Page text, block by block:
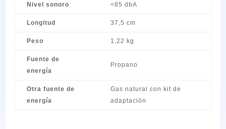
Nivel sonoro <85 dbA
Longitud 37,5 cm
Peso 1,22 kg
Fuente de
energía
Propano
Otra fuente de
energía
Gas natural con kit de
adaptación